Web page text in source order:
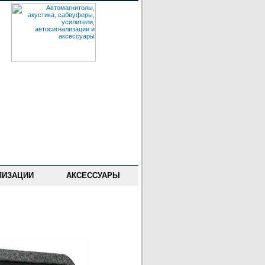
АКСЕССУАРЫ